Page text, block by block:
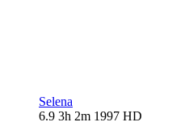
Selena
6.9 3h 2m 1997 HD